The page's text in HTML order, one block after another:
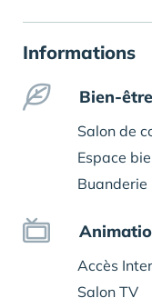
Informations
Bien-être
Salon de
Espace
Buanderie
Accès
Salon TV